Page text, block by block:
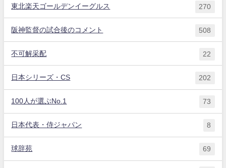
東北楽天ゴールデンイーグルス 270
阪神監督の試合後のコメント 508
不可解采配 22
日本シリーズ・CS 202
100人が選ぶNo.1 73
日本代表・侍ジャパン 8
球辞苑 69